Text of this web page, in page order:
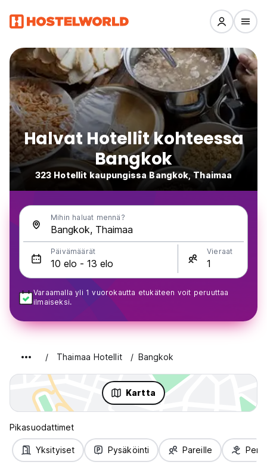
Halvat Hotellit kohteessa
Bangkok
323 Hotellit kaupungissa Bangkok, Thaimaa
Mihin haluat mennä?
Päivämäärät Vieraat
Varaamalla yli 1 vuorokautta etukäteen voit peruuttaa
ilmaiseksi.
Thaimaa Hotellit Bangkok
Kartta
Pikasuodattimet
Yksityiset Pysäköinti Pareille